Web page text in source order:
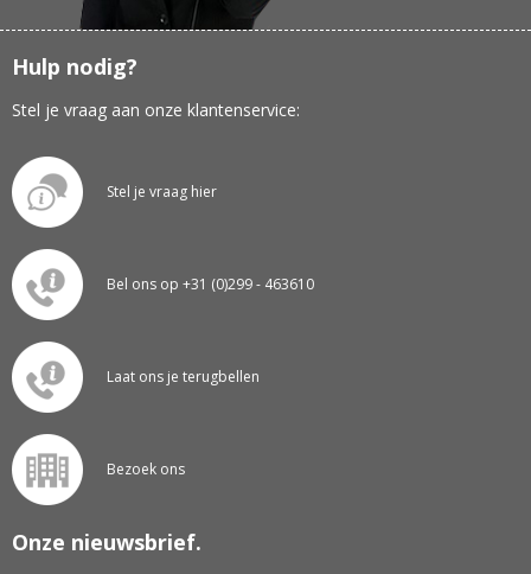
Hulp nodig?
Stel je vraag aan onze klantenservice:
Stel je vraag hier
Bel ons op +31 (0)299 - 463610
Laat ons je terugbellen
Bezoek ons
Onze nieuwsbrief.